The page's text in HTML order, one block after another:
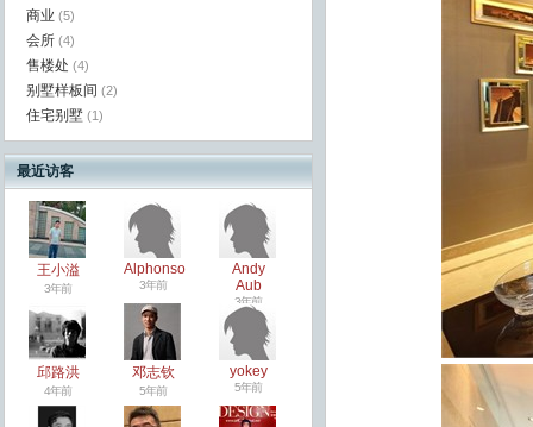
商业 (5)
会所 (4)
售楼处 (4)
别墅样板间 (2)
住宅别墅 (1)
最近访客
王小溢
3年前
Alphonso
3年前
Andy
Aub
3年前
邱路洪
4年前
邓志钦
5年前
yokey
5年前